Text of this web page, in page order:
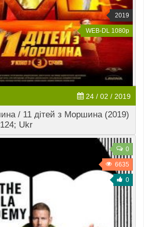
2019
WEB-DL 1080p
24 / 02 / 2019
/ 11 дітей з Моршина (2019)
Ukr
0
6635
0